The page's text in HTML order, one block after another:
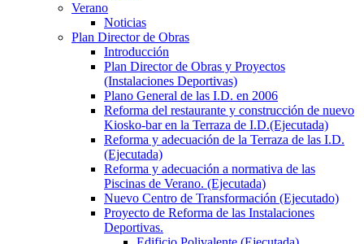
Verano
Noticias
Plan Director de Obras
Introducción
Plan Director de Obras y Proyectos
(Instalaciones Deportivas)
Plano General de las I.D. en 2006
Reforma del restaurante y construcción de nuevo
Kiosko-bar en la Terraza de I.D.(Ejecutada)
Reforma y adecuación de la Terraza de las I.D.
(Ejecutada)
Reforma y adecuación a normativa de las
Piscinas de Verano. (Ejecutada)
Nuevo Centro de Transformación (Ejecutado)
Proyecto de Reforma de las Instalaciones
Deportivas.